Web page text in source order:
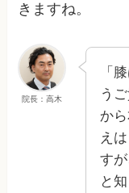
きますね。
院長：高木
「
う
か
え
す
と